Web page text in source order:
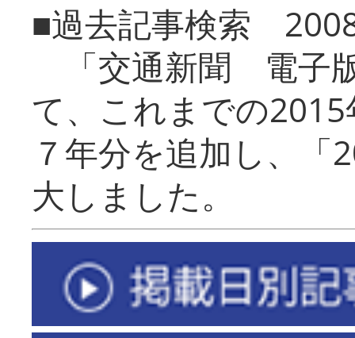
■過去記事検索
「交通新聞 電子
て、これまでの
７年分を追加し、「
大しまし